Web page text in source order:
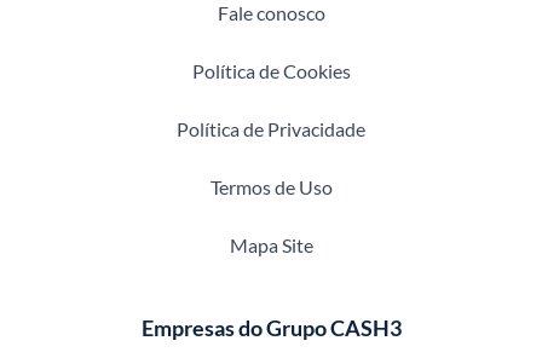
Fale conosco
Política de Cookies
Política de Privacidade
Termos de Uso
Mapa Site
Empresas do Grupo CASH3